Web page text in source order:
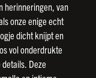
herinneringen, van
onze enige echt
dicht knijpt en
vol onderdrukte
Deze